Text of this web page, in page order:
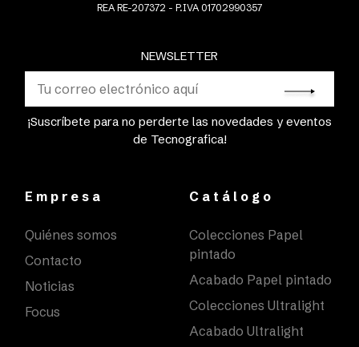
NEWSLETTER
¡Suscríbete para no perderte las novedades y eventos
de Tecnografica!
REA RE-207372 - P.IVA 01702990357
Empresa
Quiénes somos
Contacto
Noticias
Focus
Catálogo
Colecciones Papel
pintado
Acabado Papel pintado
Colecciones Ultralight
Acabado Ultralight